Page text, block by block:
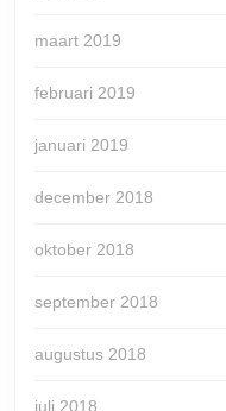
maart 2019
februari 2019
januari 2019
december 2018
oktober 2018
september 2018
augustus 2018
juli 2018